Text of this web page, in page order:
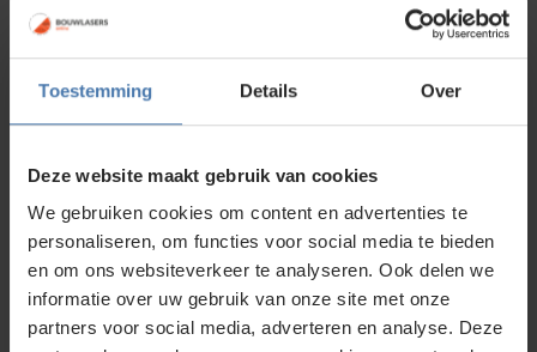
Toestemming Details Over
Deze website maakt gebruik van cookies
We gebruiken cookies om content en advertenties te
personaliseren, om functies voor social media te bieden
en om ons websiteverkeer te analyseren. Ook delen we
informatie over uw gebruik van onze site met onze
partners voor social media, adverteren en analyse. Deze
Middelzwaar telescopisch statief
249,00Oorspronkelijke